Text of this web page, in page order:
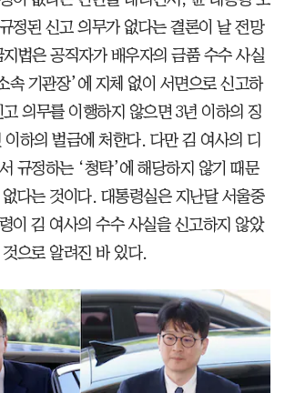
정된 신고 의무가 없다는 결론이 날 전망
법은 공직자가 배우자의 금품 수수 사실
속 기관장’에 지체 없이 서면으로 신고하
의무를 이행하지 않으면 3년 이하의 징
이하의 벌금에 처한다. 다만 김 여사의 디
규정하는 ‘청탁’에 해당하지 않기 때문
다는 것이다. 대통령실은 지난달 서울중
이 김 여사의 수수 사실을 신고하지 않았
으로 알려진 바 있다.